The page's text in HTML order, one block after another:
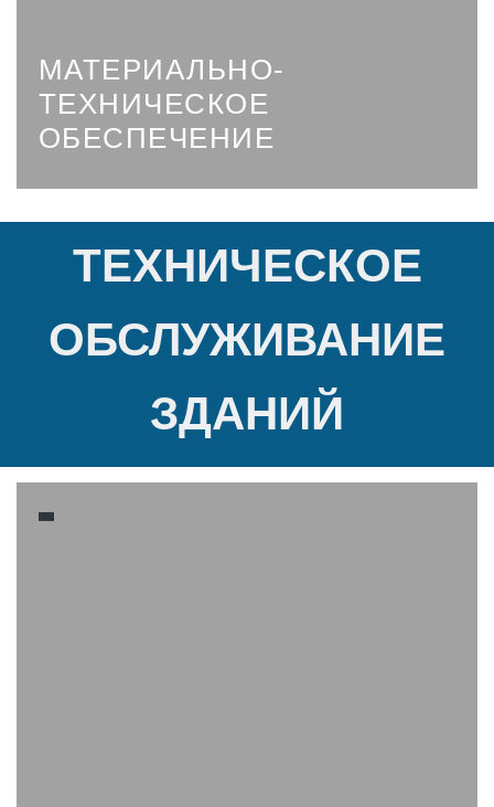
МАТЕРИАЛЬНО-
ТЕХНИЧЕСКОЕ
ОБЕСПЕЧЕНИЕ
ТЕХНИЧЕСКОЕ
ОБСЛУЖИВАНИЕ
ЗДАНИЙ